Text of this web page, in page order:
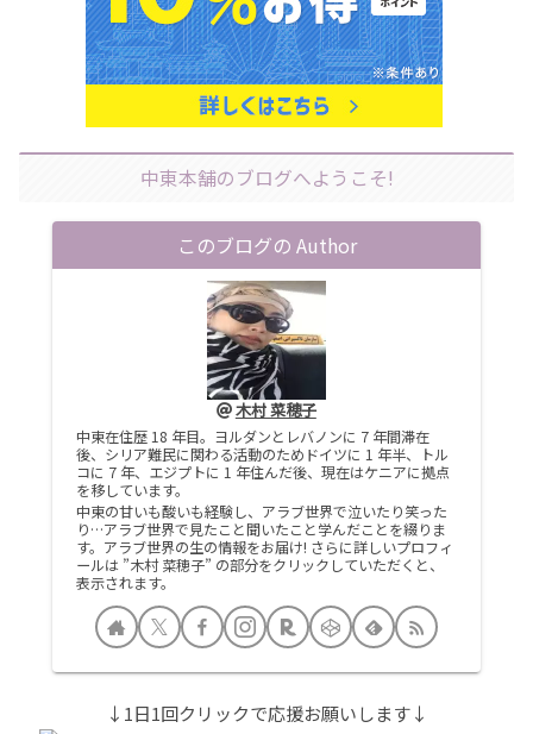
中東本舗のブログへようこそ!
このブログの Author
木村 菜穂子
中東在住歴 18 年目。ヨルダンとレバノンに 7 年間滞在
後、シリア難民に関わる活動のためドイツに 1 年半、トル
コに 7 年、エジプトに 1 年住んだ後、現在はケニアに拠点
を移しています。
中東の甘いも酸いも経験し、アラブ世界で泣いたり笑った
り…アラブ世界で見たこと聞いたこと学んだことを綴りま
す。アラブ世界の生の情報をお届け! さらに詳しいプロフィ
ールは ”木村 菜穂子” の部分をクリックしていただくと、
表示されます。
↓1日1回クリックで応援お願いします↓